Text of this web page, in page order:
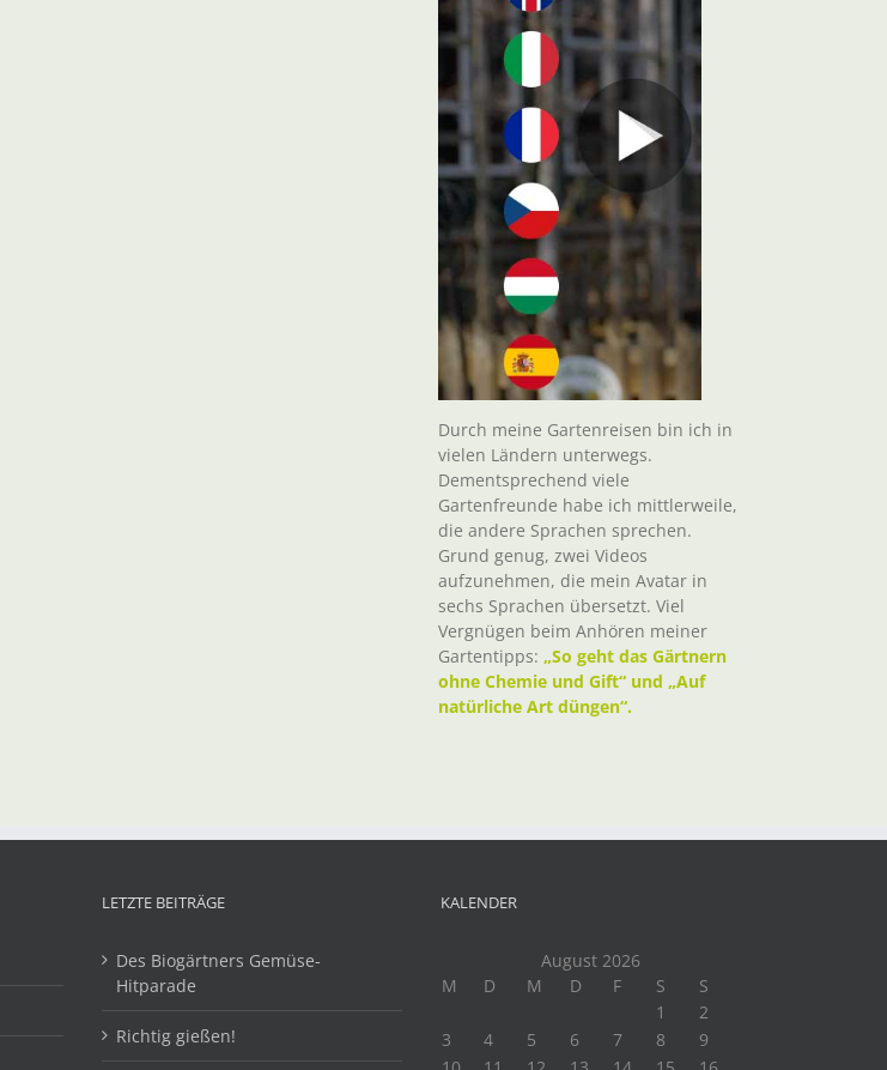
Durch meine Gartenreisen bin ich in
vielen Ländern unterwegs.
Dementsprechend viele
Gartenfreunde habe ich mittlerweile,
die andere Sprachen sprechen.
Grund genug, zwei Videos
aufzunehmen, die mein Avatar in
sechs Sprachen übersetzt. Viel
Vergnügen beim Anhören meiner
Gartentipps: „So geht das Gärtnern
ohne Chemie und Gift“ und „Auf
natürliche Art düngen“.
LETZTE BEITRÄGE
Des Biogärtners Gemüse-
Hitparade
Richtig gießen!
KALENDER
August 2026
M
D M D F S
S
1
2
3
4 5 6 7 8
9